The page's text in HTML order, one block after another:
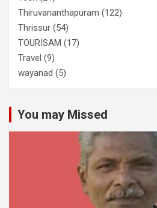
Thiruvananthapuram (122)
Thrissur (54)
TOURISAM (17)
Travel (9)
wayanad (5)
You may Missed